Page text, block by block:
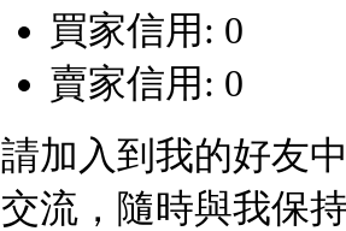
買家信用: 0
賣家信用: 0
請加入到我的好友
交流，隨時與我保